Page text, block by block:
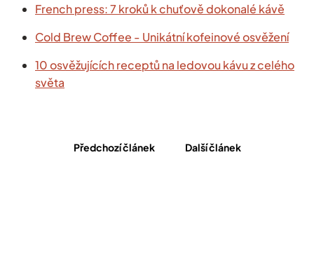
French press: 7 kroků k chuťově dokonalé kávě
Cold Brew Coffee - Unikátní kofeinové osvěžení
10 osvěžujících receptů na ledovou kávu z celého
světa
Předchozí článek Další článek